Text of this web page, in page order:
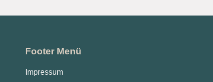
Footer Menü
Impressum